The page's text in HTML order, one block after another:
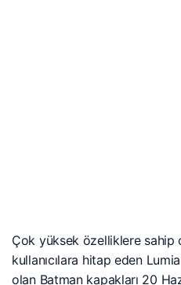
Çok yüksek özelliklere sahip
kullanıcılara hitap eden
olan Batman kapakları 20